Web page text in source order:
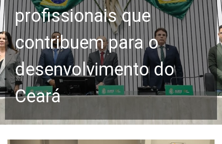
profissionais que
contribuem para o
desenvolvimento do
Ceará